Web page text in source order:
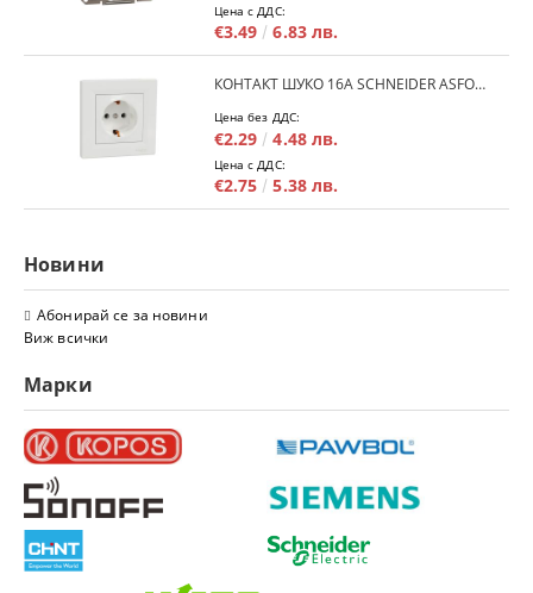
Цена с ДДС:
€3.49 6.83 лв.
КОНТАКТ ШУКО 16A SCHNEIDER ASFORA EPH2900121 - БЯЛ
Цена без ДДС:
€2.29 4.48 лв.
Цена с ДДС:
€2.75 5.38 лв.
Новини
Абонирай се за новини
Виж всички
Марки